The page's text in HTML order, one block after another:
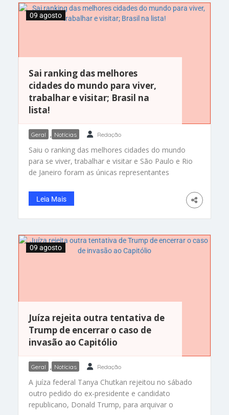
do colégio sofre
Sai ranking das melhores
cidades do mundo para viver,
trabalhar e visitar; Brasil na
lista!
09 agosto
Geral , Notícias Redação
Saiu o ranking das melhores cidades do mundo
para se viver, trabalhar e visitar e São Paulo e Rio
de Janeiro foram as únicas representantes
da Resonance Consultancy e utiliza 24 métricas,
como nível educacional, acesso à saúde, cultura
e lazer e segurança, para identificar só as
Leia Mais
Juíza rejeita outra tentativa de
Trump de encerrar o caso de
invasão ao Capitólio
09 agosto
Geral , Notícias Redação
A juíza federal Tanya Chutkan rejeitou no sábado
outro pedido do ex-presidente e candidato
republicano, Donald Trump, para arquivar o